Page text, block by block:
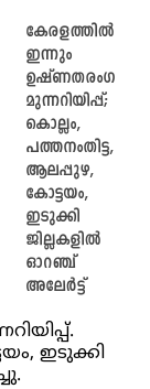
കേരളത്തിൽ
ഇന്നും
ഉഷ്ണതരംഗ
മുന്നറിയിപ്പ്;
കൊല്ലം,
പത്തനംതിട്ട,
ആലപ്പുഴ,
കോട്ടയം,
ഇടുക്കി
ജില്ലകളില്‍
ഓറഞ്ച്
അലേര്‍ട്ട്
ഇടുക്കി